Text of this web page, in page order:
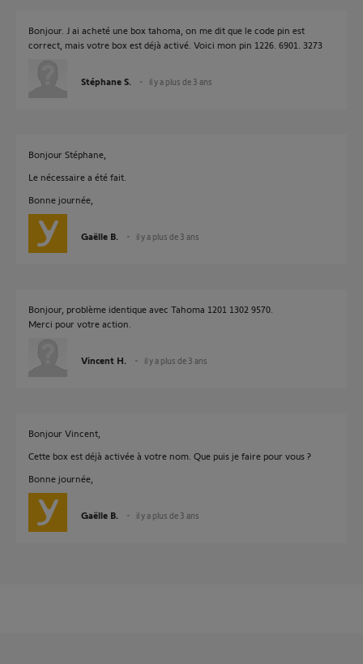
Bonjour. J ai acheté une box tahoma, on me dit que le code pin est
correct, mais votre box est déjà activé. Voici mon pin 1226. 6901. 3273
Stéphane S. il y a plus de 3 ans
Bonjour Stéphane,
Le nécessaire a été fait.
Bonne journée,
Gaëlle B. il y a plus de 3 ans
Bonjour, problème identique avec Tahoma 1201 1302 9570.
Merci pour votre action.
Vincent H. il y a plus de 3 ans
Bonjour Vincent,
Cette box est déjà activée à votre nom. Que puis je faire pour vous ?
Bonne journée,
Gaëlle B. il y a plus de 3 ans